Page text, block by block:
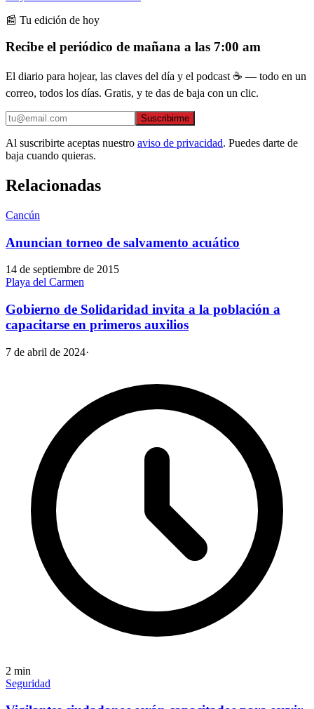
📰 Tu edición de hoy
Recibe el periódico de mañana a las 7:00 am
El diario para hojear, las claves del día y el podcast ☕ — todo en un
correo, todos los días. Gratis, y te das de baja con un clic.
Suscribirme
Al suscribirte aceptas nuestro aviso de privacidad. Puedes darte de
baja cuando quieras.
Relacionadas
Cancún
Anuncian torneo de salvamento acuático
14 de septiembre de 2015
Playa del Carmen
Gobierno de Solidaridad invita a la población a
capacitarse en primeros auxilios
7 de abril de 2024·
2 min
Seguridad